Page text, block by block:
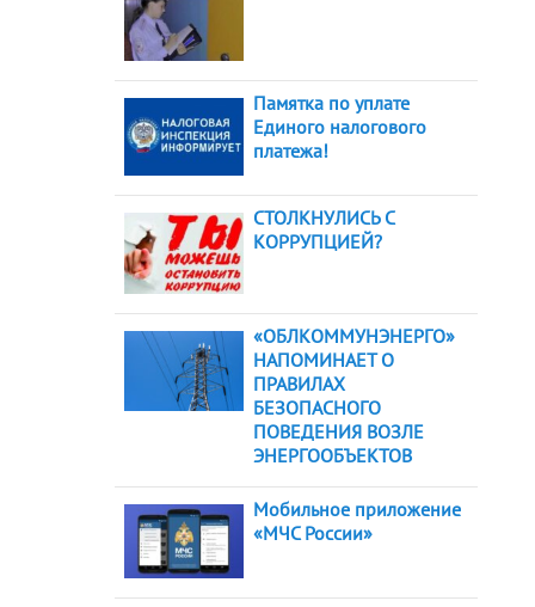
Памятка по уплате
Единого налогового
платежа!
СТОЛКНУЛИСЬ С
КОРРУПЦИЕЙ?
«ОБЛКОММУНЭНЕРГО»
НАПОМИНАЕТ О
ПРАВИЛАХ
БЕЗОПАСНОГО
ПОВЕДЕНИЯ ВОЗЛЕ
ЭНЕРГООБЪЕКТОВ
Мобильное приложение
«МЧС России»